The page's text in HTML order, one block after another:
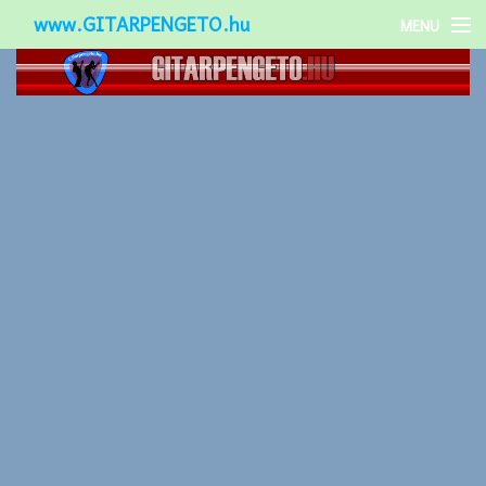
www.GITARPENGETO.hu MENU
Népszerű-